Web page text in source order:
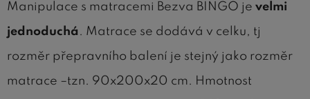
Manipulace s matracemi Bezva BINGO je velmi
jednoduchá . Matrace se dodává v celku, tj
rozměr přepravního balení je stejný jako rozměr
matrace –tzn. 90x200x20 cm. Hmotnost